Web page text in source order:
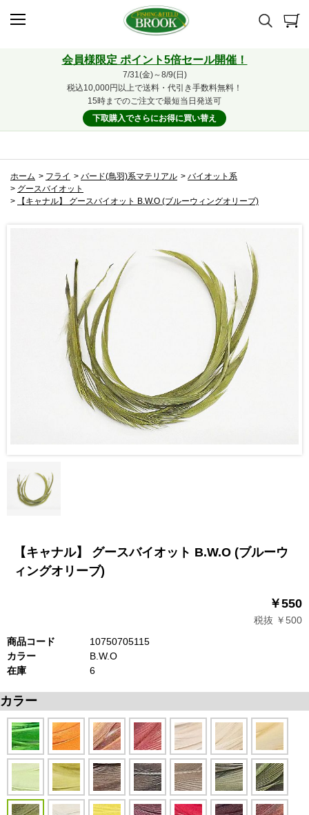
会員様限定 ポイント5倍セール開催！
7/31(金)～8/9(日)
税込10,000円以上で送料・代引き手数料無料！
15時までのご注文で最短当日発送可
下取購入でさらにお得に買い替え
ホーム > フライ > バード(鳥羽)系マテリアル > バイオット系
> グースバイオット
>
【キャナル】 グースバイオット B.W.O (ブルーウィングオリーブ)
【キャナル】 グースバイオット B.W.O (ブルーウ
ィングオリーブ)
￥550
税抜 ￥500
商品コード
10750705115
カラー
B.W.O
在庫
6
カラー